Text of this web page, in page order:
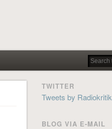
TWITTER
Tweets by Radiokritik
BLOG VIA E-MAIL